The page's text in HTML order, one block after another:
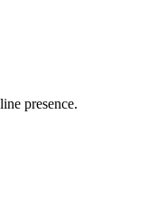
presence.